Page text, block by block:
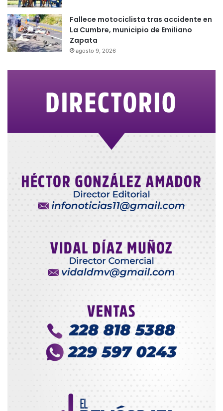
Fallece motociclista tras accidente en
La Cumbre, municipio de Emiliano
Zapata
agosto 9, 2026